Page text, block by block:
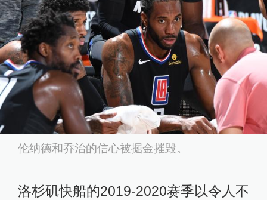
伦纳德和乔治的信心被掘金摧毁。
洛杉矶快船的2019-2020赛季以令人不